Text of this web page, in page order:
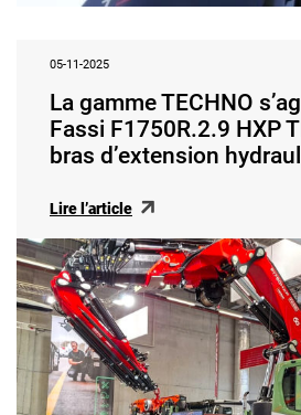
05-11-2025
La gamme TECHNO
Fassi F1750R.2.9 HXP
bras d’extension
Lire l’article